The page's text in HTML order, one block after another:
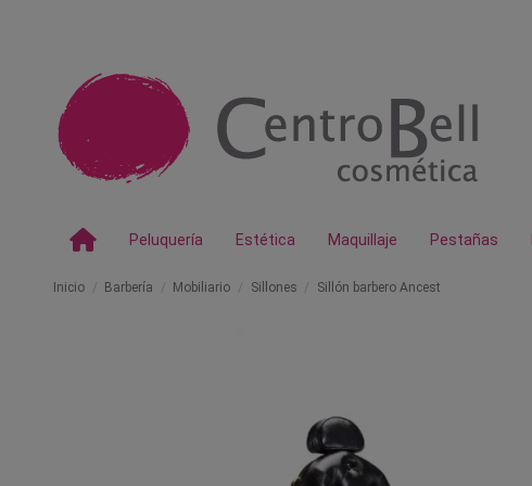
Peluquería Estética Maquillaje Pestañas
Inicio Barbería Mobiliario Sillones Sillón barbero Ancest